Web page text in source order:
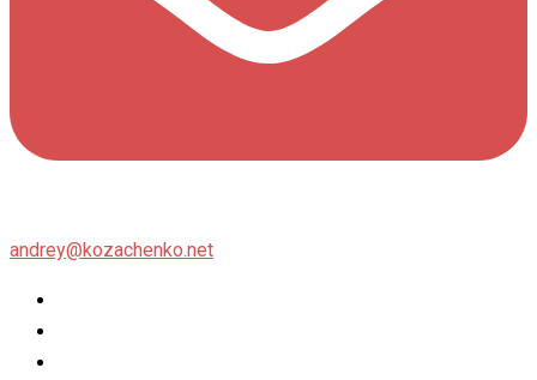
andrey@kozachenko.net